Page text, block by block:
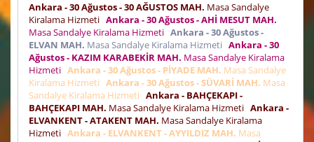
Ankara - 30 Ağustos - 30 AĞUSTOS MAH. Masa Sandalye
Kiralama Hizmeti Ankara - 30 Ağustos - AHİ MESUT MAH.
Masa Sandalye Kiralama Hizmeti Ankara - 30 Ağustos -
ELVAN MAH. Masa Sandalye Kiralama Hizmeti Ankara - 30
Ağustos - KAZIM KARABEKİR MAH. Masa Sandalye Kiralama
Hizmeti Ankara - 30 Ağustos - PİYADE MAH. Masa Sandalye
Kiralama Hizmeti Ankara - 30 Ağustos - SÜVARİ MAH. Masa
Sandalye Kiralama Hizmeti Ankara - BAHÇEKAPI -
BAHÇEKAPI MAH. Masa Sandalye Kiralama Hizmeti Ankara -
ELVANKENT - ATAKENT MAH. Masa Sandalye Kiralama
Hizmeti Ankara - ELVANKENT - AYYILDIZ MAH. Masa